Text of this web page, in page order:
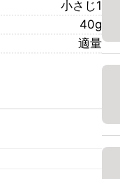
小さじ1
40g
適量